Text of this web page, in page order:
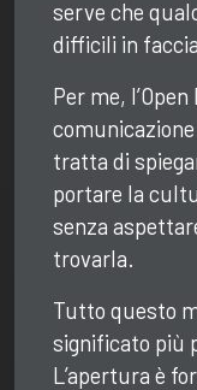
serve che
difficili in
Per me,
tratta di
portare la
senza
trovarla.
Tutto questo
significato più
L’apertura è